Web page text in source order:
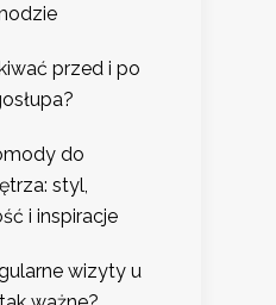
przed i po
do
styl,
i inspiracje
wizyty u